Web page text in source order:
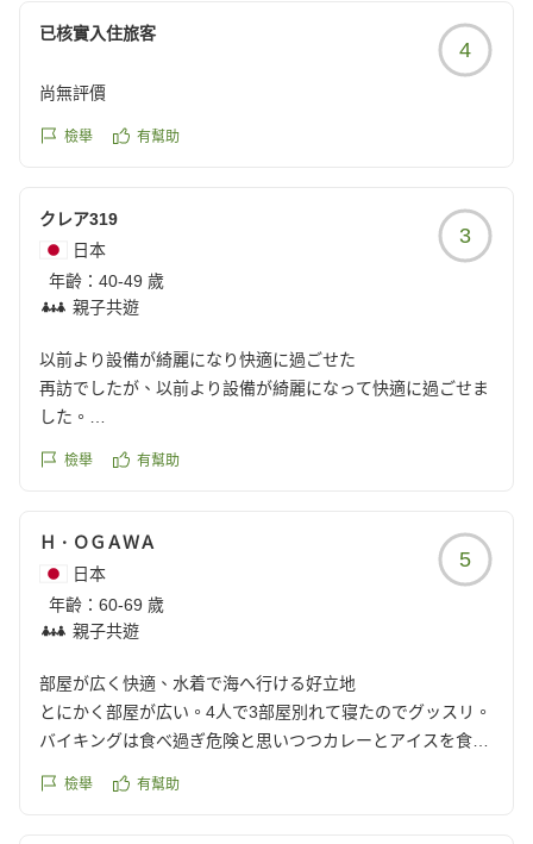
已核實入住旅客
4
尚無評價
檢舉 有幫助
クレア319
日本
年齡： 40-49 歲
親子共遊
3
以前より設備が綺麗になり快適に過ごせた
再訪でしたが、以前より設備が綺麗になって快適に過ごせま
した。
https://review.travel.rakuten.co.jp/hotel/voice/13569?
檢舉 有幫助
Ｈ．ＯＧＡＷＡ
日本
年齡： 60-69 歲
親子共遊
5
部屋が広く快適、水着で海へ行ける好立地
とにかく部屋が広い。4人で3部屋別れて寝たのでグッスリ。
バイキングは食べ過ぎ危険と思いつつカレーとアイスを食べ
水着で海まで往復できるので海の家のない三浦海岸でも問題
檢舉 有幫助